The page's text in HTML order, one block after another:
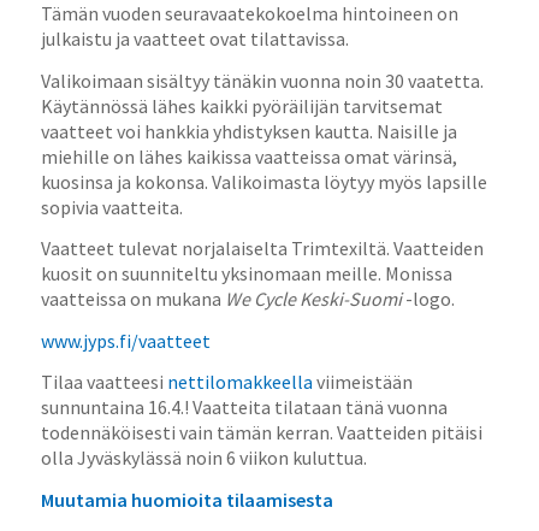
Tämän vuoden seuravaatekokoelma hintoineen on
julkaistu ja vaatteet ovat tilattavissa.
Valikoimaan sisältyy tänäkin vuonna noin 30 vaatetta.
Käytännössä lähes kaikki pyöräilijän tarvitsemat
vaatteet voi hankkia yhdistyksen kautta. Naisille ja
miehille on lähes kaikissa vaatteissa omat värinsä,
kuosinsa ja kokonsa. Valikoimasta löytyy myös lapsille
sopivia vaatteita.
Vaatteet tulevat norjalaiselta Trimtexiltä. Vaatteiden
kuosit on suunniteltu yksinomaan meille. Monissa
vaatteissa on mukana We Cycle Keski-Suomi-logo.
www.jyps.fi/vaatteet
Tilaa vaatteesi nettilomakkeella viimeistään
sunnuntaina 16.4.! Vaatteita tilataan tänä vuonna
todennäköisesti vain tämän kerran. Vaatteiden pitäisi
olla Jyväskylässä noin 6 viikon kuluttua.
Muutamia huomioita tilaamisesta